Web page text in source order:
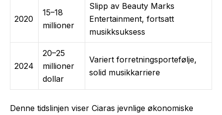
2020
15–18
millioner
Slipp av Beauty Marks
Entertainment, fortsatt
musikksuksess
2024
20–25
millioner
dollar
Variert forretningsportefølje,
solid musikkarriere
Denne tidslinjen viser Ciaras jevnlige økonomiske